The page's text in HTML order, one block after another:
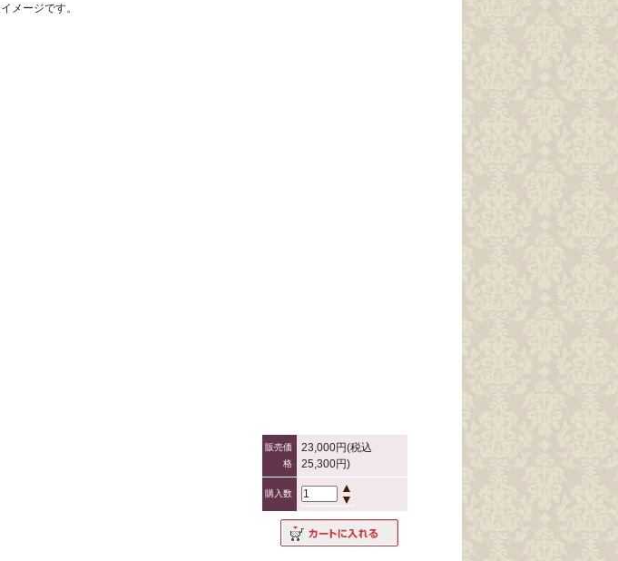
メージです。
販売価
格
23,000円(税込
25,300円)
購入数
▲
▼